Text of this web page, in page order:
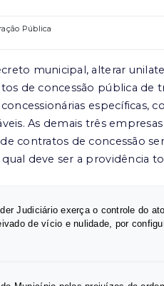
Pública
municipal, alterar
de concessão pública de
específicas,
As demais três
contratos de concessão
deve ser a providência
Judiciário exerça o controle do
de vício e nulidade, por